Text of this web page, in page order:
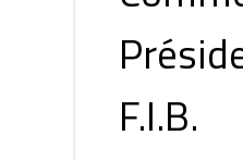
F.I.B.